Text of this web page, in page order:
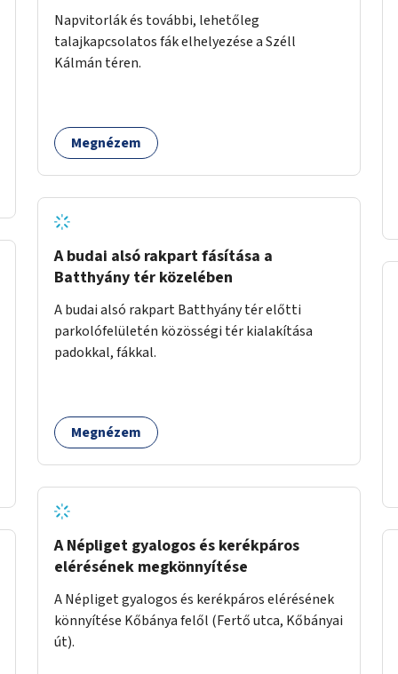
Napvitorlák és további, lehetőleg
talajkapcsolatos fák elhelyezése a Széll
Kálmán téren.
Megnézem
A budai alsó rakpart fásítása a
Batthyány tér közelében
A budai alsó rakpart Batthyány tér előtti
parkolófelületén közösségi tér kialakítása
padokkal, fákkal.
Megnézem
A Népliget gyalogos és kerékpáros
elérésének megkönnyítése
A Népliget gyalogos és kerékpáros elérésének
könnyítése Kőbánya felől (Fertő utca, Kőbányai
út).